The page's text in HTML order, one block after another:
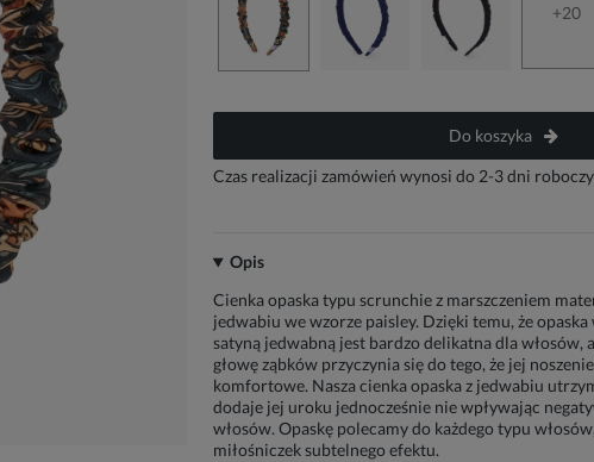
+20
Do koszyka
Czas realizacji zamówień wynosi do 2-3 dni
Opis
Cienka opaska typu scrunchie z marszczeniem
jedwabiu we wzorze paisley. Dzięki temu, że
satyną jedwabną jest bardzo delikatna dla włosów,
głowę ząbków przyczynia się do tego, że jej
komfortowe. Nasza cienka opaska z jedwabiu
dodaje jej uroku jednocześnie nie wpływając
włosów. Opaskę polecamy do każdego typu
miłośniczek subtelnego efektu.